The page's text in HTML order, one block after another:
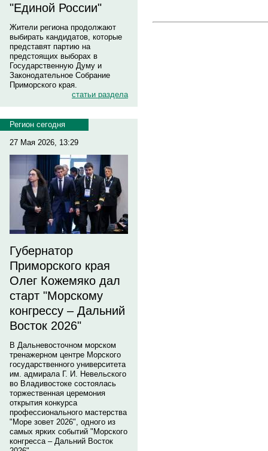
"Единой России"
Жители региона продолжают
выбирать кандидатов, которые
представят партию на
предстоящих выборах в
Государственную Думу и
Законодательное Собрание
Приморского края.
статьи раздела
Регион сегодня
27 Мая 2026, 13:29
Губернатор
Приморского края
Олег Кожемяко дал
старт "Морскому
конгрессу – Дальний
Восток 2026"
В Дальневосточном морском
тренажерном центре Морского
государственного университета
им. адмирала Г. И. Невельского
во Владивостоке состоялась
торжественная церемония
открытия конкурса
профессионального мастерства
"Море зовет 2026", одного из
самых ярких событий "Морского
конгресса – Дальний Восток